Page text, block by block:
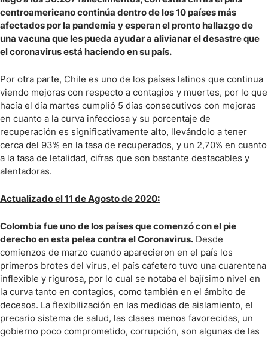
centroamericano continúa dentro de los 10 países más
afectados por la pandemia y esperan el pronto hallazgo de
una vacuna que les pueda ayudar a alivianar el desastre que
el coronavirus está haciendo en su país.
Por otra parte, Chile es uno de los países latinos que continua
viendo mejoras con respecto a contagios y muertes, por lo que
hacía el día martes cumplió 5 días consecutivos con mejoras
en cuanto a la curva infecciosa y su porcentaje de
recuperación es significativamente alto, llevándolo a tener
cerca del 93% en la tasa de recuperados, y un 2,70% en cuanto
a la tasa de letalidad, cifras que son bastante destacables y
alentadoras.
Actualizado el 11 de Agosto de 2020:
Colombia fue uno de los países que comenzó con el pie
derecho en esta pelea contra el Coronavirus. Desde
comienzos de marzo cuando aparecieron en el país los
primeros brotes del virus, el país cafetero tuvo una cuarentena
inflexible y rigurosa, por lo cual se notaba el bajísimo nivel en
la curva tanto en contagios, como también en el ámbito de
decesos. La flexibilización en las medidas de aislamiento, el
precario sistema de salud, las clases menos favorecidas, un
gobierno poco comprometido, corrupción, son algunas de las